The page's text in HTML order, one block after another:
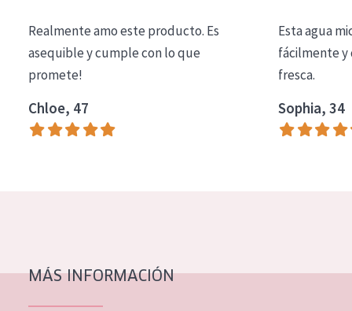
Essentials
Lift+
Expert
Piel madura
Realmente amo este producto. Es
asequible y cumple con lo que
promete!
Chloe, 47
Esta agua
fácilmente y
fresca.
Sophia, 34
MÁS INFORMACIÓN